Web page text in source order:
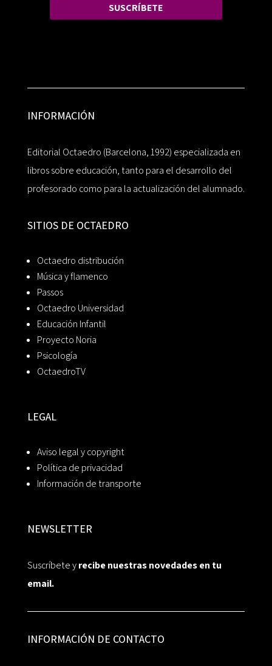
SUSCRÍBETE
INFORMACIÓN
Editorial Octaedro (Barcelona, 1992) especializada en
libros sobre educación, tanto para el desarrollo del
profesorado como para la actualización del alumnado.
SITIOS DE OCTAEDRO
Octaedro distribución
Música y flamenco
Passos
Octaedro Universidad
Educación Infantil
Proyecto Noria
Psicología
OctaedroTV
LEGAL
Aviso legal y copyright
Política de privacidad
Información de transporte
NEWSLETTER
Suscríbete yrecibe nuestras novedades en tu
email.
INFORMACIÓN DE CONTACTO